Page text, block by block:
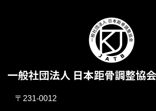
一般社団法人 日本距骨調整協会
〒231-0012